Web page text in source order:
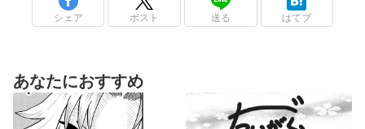
シェア ポスト 送る はてブ
あなたにおすすめ